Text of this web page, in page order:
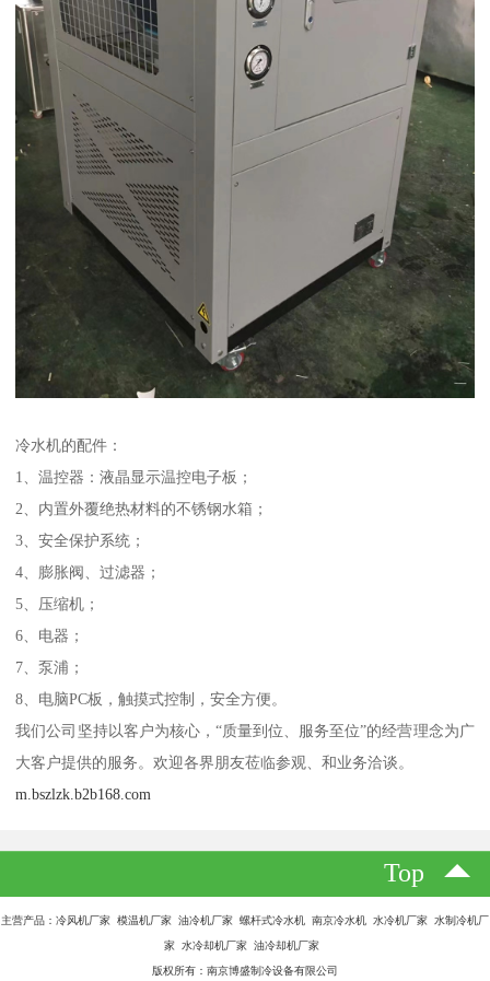
冷水机的配件：
1、温控器：液晶显示温控电子板；
2、内置外覆绝热材料的不锈钢水箱；
3、安全保护系统；
4、膨胀阀、过滤器；
5、压缩机；
6、电器；
7、泵浦；
8、电脑PC板，触摸式控制，安全方便。
我们公司坚持以客户为核心，“质量到位、服务至位”的经营理念为广
大客户提供的服务。欢迎各界朋友莅临参观、和业务洽谈。
m.bszlzk.b2b168.com
Top
主营产品：冷风机厂家 模温机厂家 油冷机厂家 螺杆式冷水机 南京冷水机 水冷机厂家 水制冷机厂
家 水冷却机厂家 油冷却机厂家
版权所有：南京博盛制冷设备有限公司